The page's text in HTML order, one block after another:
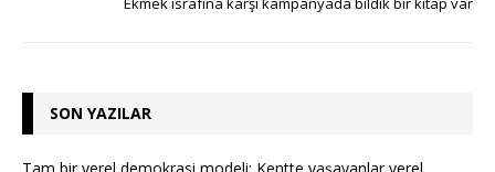
SON YAZILAR
Tam bir yerel demokrasi modeli: Kentte yaşayanlar yerel